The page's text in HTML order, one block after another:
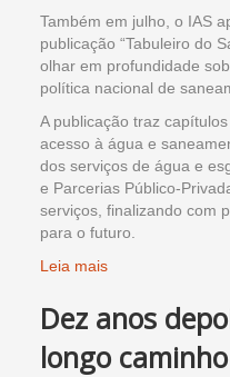
Também em julho, o IAS
publicação “Tabuleiro do
olhar em profundidade
política nacional de
A publicação traz
acesso à água e
dos serviços de água e
e Parcerias Público-
serviços, finalizando com
para o futuro.
Leia mais
Dez anos
longo caminho